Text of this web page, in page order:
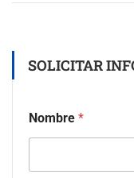
SOLICITAR
Nombre *